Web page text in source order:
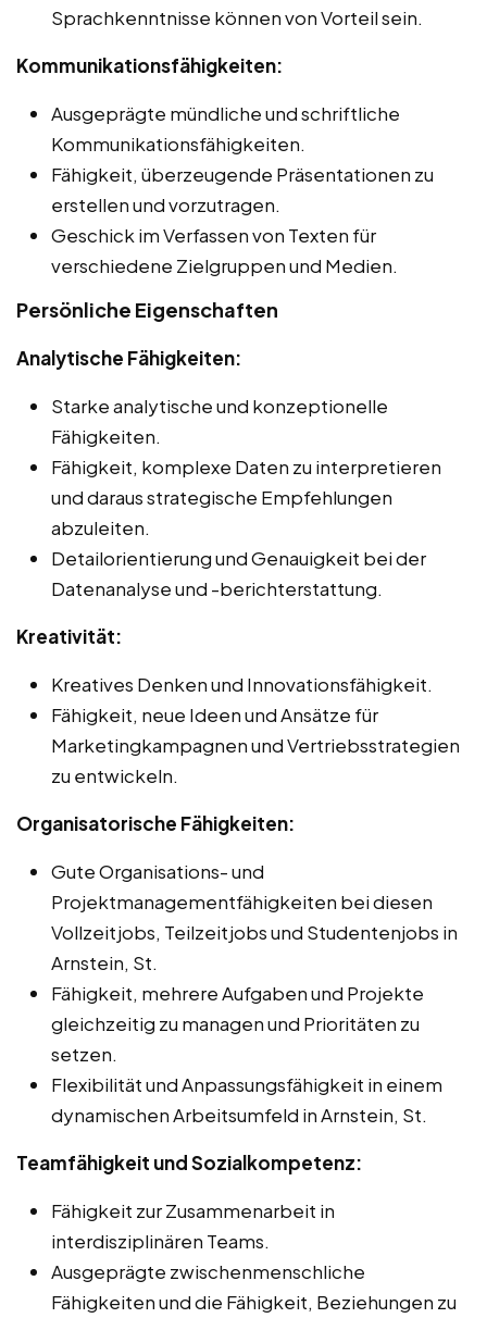
Sprachkenntnisse können von Vorteil sein.
Kommunikationsfähigkeiten:
Ausgeprägte mündliche und schriftliche
Kommunikationsfähigkeiten.
Fähigkeit, überzeugende Präsentationen zu
erstellen und vorzutragen.
Geschick im Verfassen von Texten für
verschiedene Zielgruppen und Medien.
Persönliche Eigenschaften
Analytische Fähigkeiten:
Starke analytische und konzeptionelle
Fähigkeiten.
Fähigkeit, komplexe Daten zu interpretieren
und daraus strategische Empfehlungen
abzuleiten.
Detailorientierung und Genauigkeit bei der
Datenanalyse und -berichterstattung.
Kreativität:
Kreatives Denken und Innovationsfähigkeit.
Fähigkeit, neue Ideen und Ansätze für
Marketingkampagnen und Vertriebsstrategien
zu entwickeln.
Organisatorische Fähigkeiten:
Gute Organisations- und
Projektmanagementfähigkeiten bei diesen
Vollzeitjobs, Teilzeitjobs und Studentenjobs in
Arnstein, St.
Fähigkeit, mehrere Aufgaben und Projekte
gleichzeitig zu managen und Prioritäten zu
setzen.
Flexibilität und Anpassungsfähigkeit in einem
dynamischen Arbeitsumfeld in Arnstein, St.
Teamfähigkeit und Sozialkompetenz:
Fähigkeit zur Zusammenarbeit in
interdisziplinären Teams.
Ausgeprägte zwischenmenschliche
Fähigkeiten und die Fähigkeit, Beziehungen zu